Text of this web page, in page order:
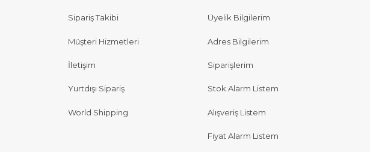
Sipariş Takibi
Müşteri Hizmetleri
İletişim
Yurtdışı Sipariş
World Shipping
Üyelik Bilgilerim
Adres Bilgilerim
Siparişlerim
Stok Alarm Listem
Alışveriş Listem
Fiyat Alarm Listem